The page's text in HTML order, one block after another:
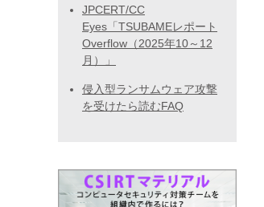
JPCERT/CC
Eyes「TSUBAMEレポート
Overflow（2025年10～12
月）」
侵入型ランサムウェア攻撃
を受けたら読むFAQ